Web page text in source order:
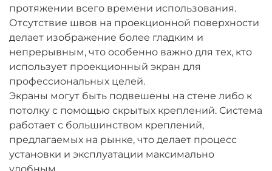
протяжении всего времени использования.
Отсутствие швов на проекционной поверхности
делает изображение более гладким и
непрерывным, что особенно важно для тех, кто
использует проекционный экран для
профессиональных целей.
Экраны могут быть подвешены на стене либо к
потолку с помощью скрытых креплений. Система
работает с большинством креплений,
предлагаемых на рынке, что делает процесс
установки и эксплуатации максимально